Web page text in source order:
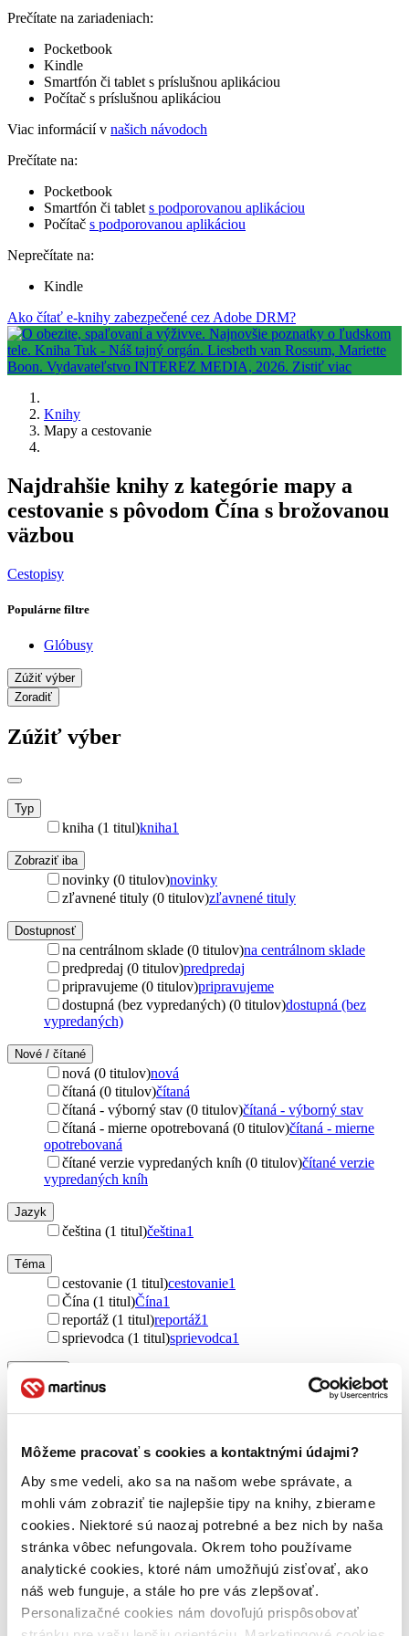
Môžeme pracovať s cookies a kontaktnými údajmi?
Aby sme vedeli, ako sa na našom webe správate, a
mohli vám zobraziť tie najlepšie tipy na knihy, zbierame
cookies. Niektoré sú naozaj potrebné a bez nich by naša
stránka vôbec nefungovala. Okrem toho používame
analytické cookies, ktoré nám umožňujú zisťovať, ako
náš web funguje, a stále ho pre vás zlepšovať.
Personalizačné cookies nám dovoľujú prispôsobovať
Prečítate na zariadeniach:
Pocketbook
Kindle
Smartfón či tablet s príslušnou aplikáciou
Počítač s príslušnou aplikáciou
Viac informácií v našich návodoch
Prečítate na:
Pocketbook
Smartfón či tablet s podporovanou aplikáciou
Počítač s podporovanou aplikáciou
Neprečítate na:
Kindle
Ako čítať e-knihy zabezpečené cez Adobe DRM?
Knihy
Mapy a cestovanie
Najdrahšie knihy z kategórie mapy a
cestovanie s pôvodom Čína s brožovanou
väzbou
Cestopisy
Populárne filtre
Glóbusy
Zúžiť výber
Zoradiť
Zúžiť výber
Typ
kniha (1 titul)kniha1
Zobraziť iba
novinky (0 titulov)novinky
zľavnené tituly (0 titulov)zľavnené tituly
Dostupnosť
na centrálnom sklade (0 titulov)na centrálnom sklade
predpredaj (0 titulov)predpredaj
pripravujeme (0 titulov)pripravujeme
dostupná (bez vypredaných) (0 titulov)dostupná (bez
vypredaných)
Nové / čítané
nová (0 titulov)nová
čítaná (0 titulov)čítaná
čítaná - výborný stav (0 titulov)čítaná - výborný stav
čítaná - mierne opotrebovaná (0 titulov)čítaná - mierne
opotrebovaná
čítané verzie vypredaných kníh (0 titulov)čítané verzie
vypredaných kníh
Jazyk
čeština (1 titul)čeština1
Téma
cestovanie (1 titul)cestovanie1
Čína (1 titul)Čína1
reportáž (1 titul)reportáž1
sprievodca (1 titul)sprievodca1
pre cestovateľov (1 titul)
Čína (1 titul)Čína1
Autor
Chen Ming-Pan (1 titul)Chen Ming-Pan1
Vydavateľstvo
Mi:Lu Publishing (1 titul)Mi:Lu Publishing1
Väzba
brožovaná väzba (1 titul) brožovaná väzba1